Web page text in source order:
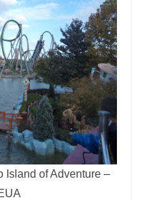
Island of Adventure –